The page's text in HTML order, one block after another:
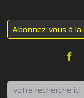
Abonnez-vous à
Rechercher